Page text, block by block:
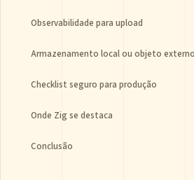
Observabilidade para upload
Armazenamento local ou objeto
Checklist seguro para produção
Onde Zig se destaca
Conclusão